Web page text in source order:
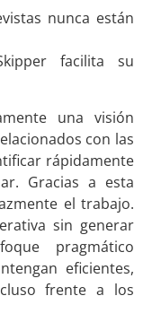
nunca están
facilita su
una visión
con las
rápidamente
Gracias a esta
el trabajo.
sin generar
pragmático
eficientes,
frente a los